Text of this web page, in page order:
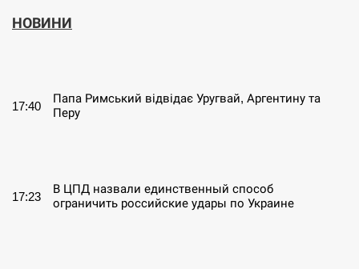
НОВИНИ
17:40
Папа Римський відвідає Уругвай, Аргентину та
Перу
17:23
В ЦПД назвали единственный способ
ограничить российские удары по Украине